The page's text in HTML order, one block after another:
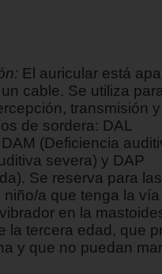
El auricular está
cable. Se utiliza
transmisión y
de sordera: DAL
(Deficiencia
severa) y DAP
Se reserva para las
a que tenga la vía
en la
la tercera edad, que
y que no puedan